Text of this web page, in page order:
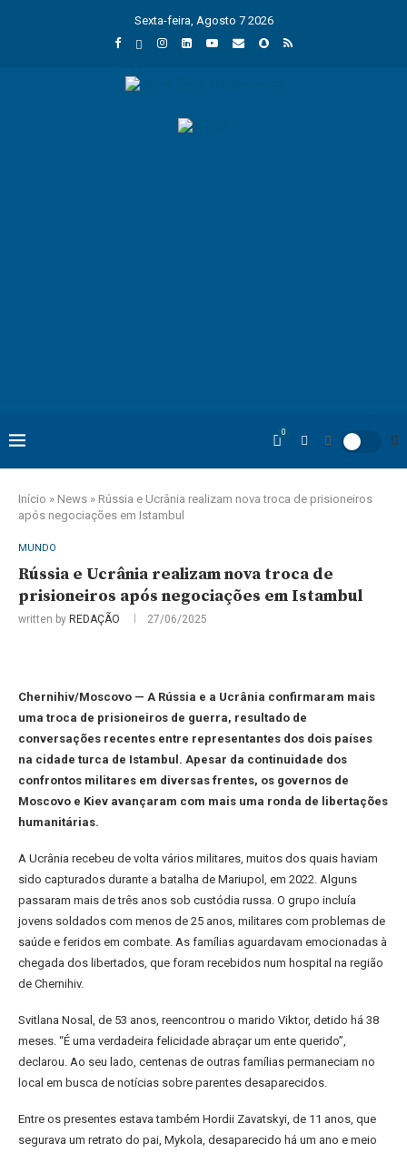
Sexta-feira, Agosto 7 2026
0
Início » News » Rússia e Ucrânia realizam nova troca de prisioneiros
após negociações em Istambul
MUNDO
Rússia e Ucrânia realizam nova troca de
prisioneiros após negociações em Istambul
written by REDAÇÃO 27/06/2025
Chernihiv/Moscovo — A Rússia e a Ucrânia confirmaram mais
uma troca de prisioneiros de guerra, resultado de
conversações recentes entre representantes dos dois países
na cidade turca de Istambul. Apesar da continuidade dos
confrontos militares em diversas frentes, os governos de
Moscovo e Kiev avançaram com mais uma ronda de libertações
humanitárias.
A Ucrânia recebeu de volta vários militares, muitos dos quais haviam
sido capturados durante a batalha de Mariupol, em 2022. Alguns
passaram mais de três anos sob custódia russa. O grupo incluía
jovens soldados com menos de 25 anos, militares com problemas de
saúde e feridos em combate. As famílias aguardavam emocionadas à
chegada dos libertados, que foram recebidos num hospital na região
de Chernihiv.
Svitlana Nosal, de 53 anos, reencontrou o marido Viktor, detido há 38
meses. “É uma verdadeira felicidade abraçar um ente querido”,
declarou. Ao seu lado, centenas de outras famílias permaneciam no
local em busca de notícias sobre parentes desaparecidos.
Entre os presentes estava também Hordii Zavatskyi, de 11 anos, que
segurava um retrato do pai, Mykola, desaparecido há um ano e meio